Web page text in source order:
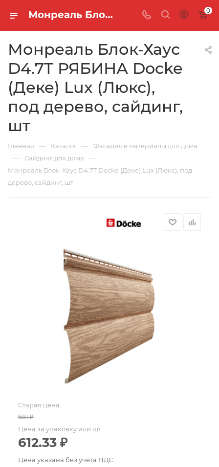
Монреаль Блок-Хаус D4.7T РЯБИНА Docke (Деке) Lux (Люкс), под дерево, сайдинг, шт 0
Монреаль Блок-Хаус
D4.7T РЯБИНА Docke
(Деке) Lux (Люкс),
под дерево, сайдинг,
шт
Главная — Каталог — Фасадные материалы для дома
— Сайдинг для дома —
Монреаль Блок-Хаус D4.7T Docke (Деке) Lux (Люкс), под
дерево, сайдинг, шт
Старая цена
681₽
Цена за упаковку или шт
612.33 ₽
Цена указана без учета НДС